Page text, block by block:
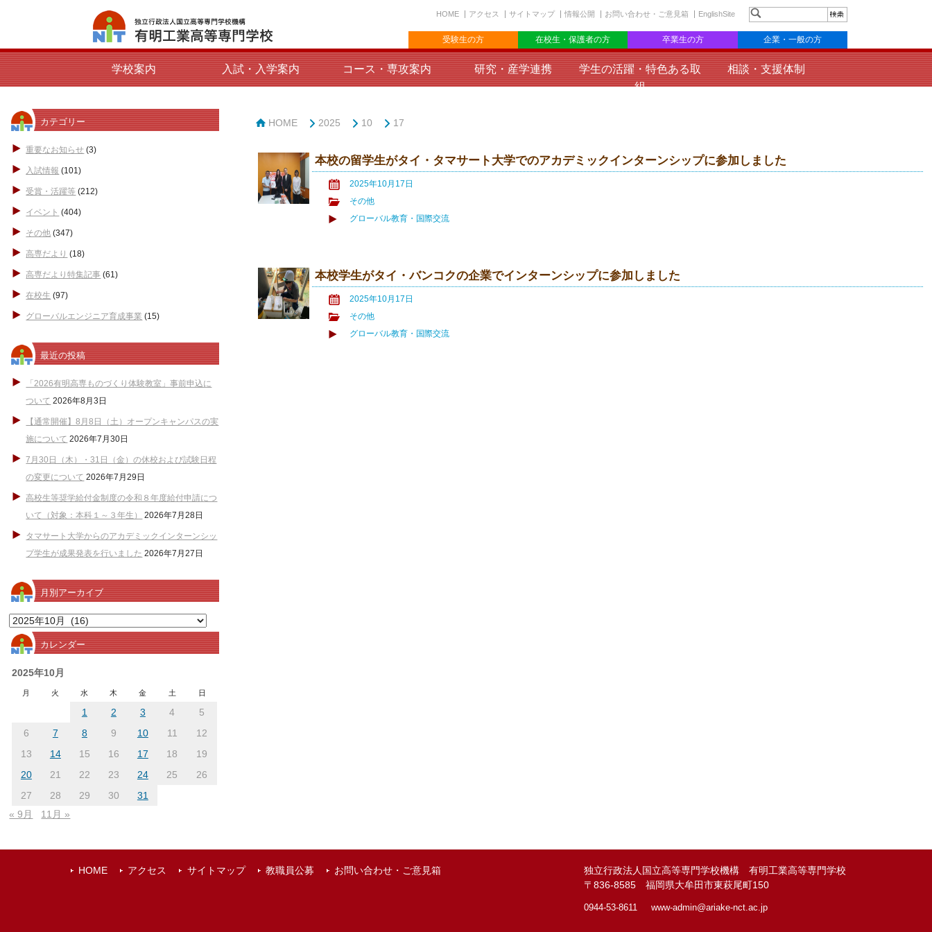
HOME アクセス サイトマップ 情報公開 お問い合わせ・ご意見箱 EnglishSite
受験生の方 在校生・保護者の方 卒業生の方 企業・一般の方
学校案内 入試・入学案内 コース・専攻案内 研究・産学連携
学生の活躍・特色ある取
組
相談・支援体制
カテゴリー
重要なお知らせ (3)
入試情報 (101)
受賞・活躍等 (212)
イベント (404)
その他 (347)
高専だより (18)
高専だより特集記事 (61)
在校生 (97)
グローバルエンジニア育成事業 (15)
最近の投稿
「2026有明高専ものづくり体験教室」事前申込に
ついて 2026年8月3日
【通常開催】8月8日（土）オープンキャンパスの実
施について 2026年7月30日
7月30日（木）・31日（金）の休校および試験日程
の変更について 2026年7月29日
高校生等奨学給付金制度の令和８年度給付申請につ
いて（対象：本科１～３年生）
2026年7月28日
タマサート大学からのアカデミックインターンシッ
プ学生が成果発表を行いました 2026年7月27日
月別アーカイブ
月
別
ア
ー
カレンダー
2025年10月
月 火 水 木 金 土 日
1 2 3 4
5
6
7 8 9 10 11
12
13
14 15 16 17 18
19
20
21 22 23 24 25
26
27
28 29 30
31
« 9月
11月 »
HOME 2025 10 17
本校の留学生がタイ・タマサート大学でのアカデミックインターンシップに参加しました
2025年10月17日
その他
グローバル教育・国際交流
本校学生がタイ・バンコクの企業でインターンシップに参加しました
2025年10月17日
その他
グローバル教育・国際交流
HOME アクセス サイトマップ 教職員公募 お問い合わせ・ご意見箱
独立行政法人国立高等専門学校機構 有明工業高等専門学校
〒836-8585 福岡県大牟田市東萩尾町150
0944-53-8611 www-admin@ariake-nct.ac.jp